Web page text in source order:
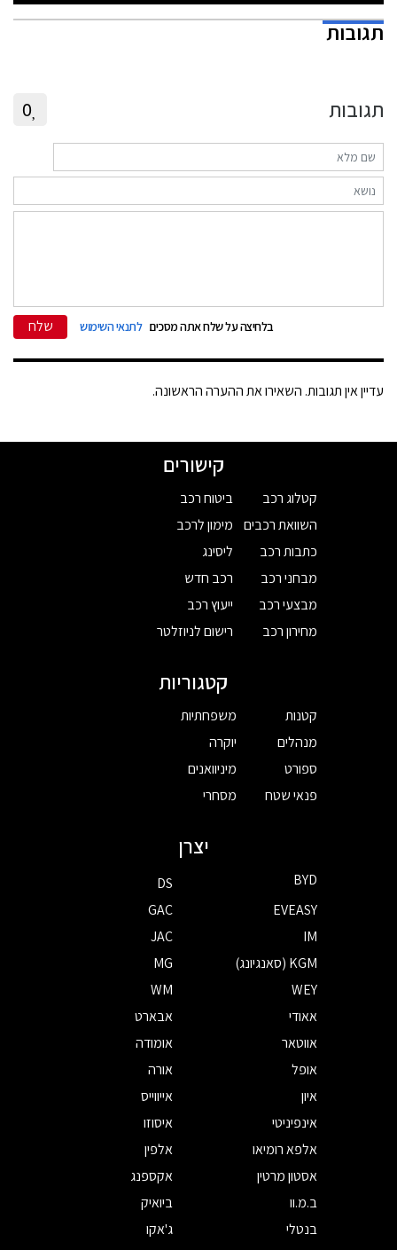
תגובות
תגובות 0
בלחיצה על שלח אתה מסכים לתנאי השימוש שלח
עדיין אין תגובות. השאירו את ההערה הראשונה.
קישורים
קטלוג רכב
השוואת רכבים
כתבות רכב
מבחני רכב
מבצעי רכב
מחירון רכב
ביטוח רכב
מימון לרכב
ליסינג
רכב חדש
ייעוץ רכב
רישום לניוזלטר
קטגוריות
קטנות
מנהלים
ספורט
פנאי שטח
משפחתיות
יוקרה
מיניוואנים
מסחרי
יצרן
BYD
DS
EVEASY
GAC
IM
JAC
KGM (סאנגיונג)
MG
WEY
WM
אאודי
אבארט
אווטאר
אומודה
אופל
אורה
איון
אייווייס
אינפיניטי
איסוזו
אלפא רומיאו
אלפין
אסטון מרטין
אקספנג
ב.מ.וו
ביואיק
בנטלי
ג'אקו